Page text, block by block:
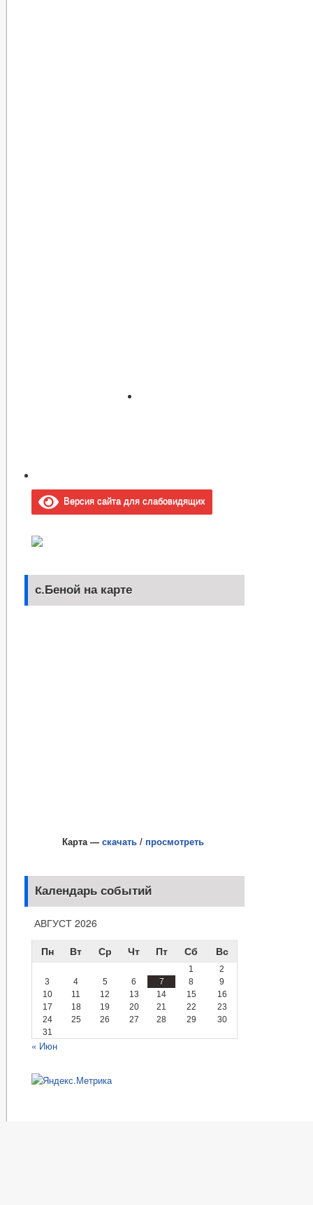
Версия сайта для слабовидящих
с.Беной на карте
Карта — скачать / просмотреть
Календарь событий
АВГУСТ 2026
Пн
Вт Ср Чт Пт Сб Вс
1
2
3
4 5 6 7 8
9
10
11 12 13 14 15
16
17
18 19 20 21 22
23
24
25 26 27 28 29
30
31
« Июн